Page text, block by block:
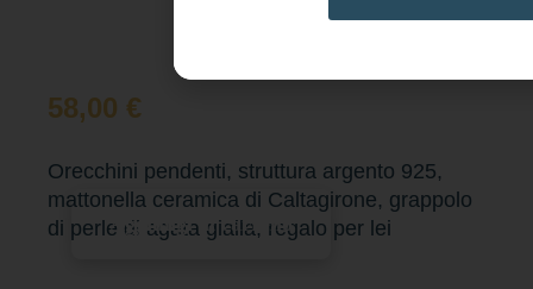
58,00 €
Orecchini pendenti, struttura argento 925,
mattonella ceramica di Caltagirone, grappolo
di perle di agata gialla, regalo per lei
Aggiungi al carrello